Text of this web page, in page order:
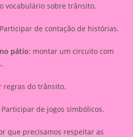
vocabulário sobre trânsito.
Participar de contação de histórias.
pátio: montar um circuito com
regras do trânsito.
Participar de jogos simbólicos.
que precisamos respeitar as